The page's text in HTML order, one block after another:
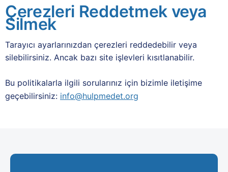
Çerezleri Reddetmek veya
Silmek
Tarayıcı ayarlarınızdan çerezleri reddedebilir veya
silebilirsiniz. Ancak bazı site işlevleri kısıtlanabilir.
Bu politikalarla ilgili sorularınız için bizimle iletişime
geçebilirsiniz: info@hulpmedet.org